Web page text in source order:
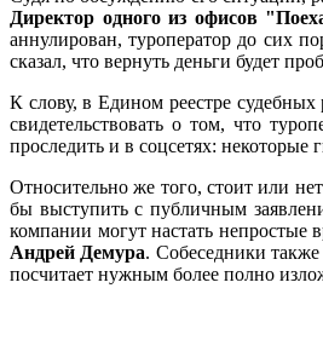
Директор одного из офисов
аннулирован, туроператор до сих
сказал, что вернуть деньги будет
К слову, в Едином реестре
свидетельствовать о том, что
проследить и в соцсетях:
Относительно же того, стоит или
бы выступить с публичным
компании могут настать непростые
Андрей Демура. Собеседники
посчитает нужным более полно